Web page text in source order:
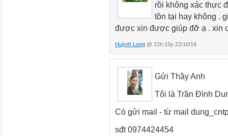
rồi không xác thực
tồn tại hay không .
được xin được giúp đỡ ạ . xin
Huỳnh Long @ 22h:16p 22/10/18
Gửi Thầy Anh
Tôi là Trần Đình
Có gửi mail - từ mail
sđt 0974424454